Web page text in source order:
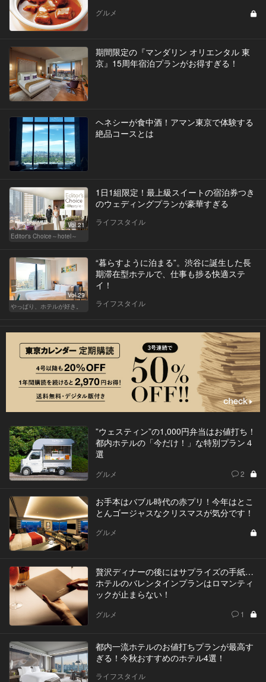
グルメ
期間限定の『マンダリン オリエンタル 東
京』15周年宿泊プランがお得すぎる！
ヘネシーが食中酒！アマン東京で体験する
絶品コースとは
Vol.21
Editor's Choice～hotel～
1日1組限定！最上級スイートの宿泊券つき
のウェディングプランが豪華すぎる
ライフスタイル
Vol.29
やっぱり、ホテルが好き。
“暮らすように泊まる”。渋谷に誕生した長
期滞在型ホテルで、仕事も捗る快適ステ
イ！
ライフスタイル
”ウェスティン”の1,000円弁当はお値打ち！
都内ホテルの「今だけ！」な特別プラン４
選
グルメ 2
お手本はバブル時代の赤プリ！今年はとこ
とんゴージャスなクリスマスが気分です！
グルメ
贅沢ディナーの後にはサプライズの手紙…
ホテルのバレンタインプランはロマンティ
ックが止まらない！
グルメ 1
都内一流ホテルのお値打ちプランが最高す
ぎる！今秋おすすめのホテル4選！
ライフスタイル